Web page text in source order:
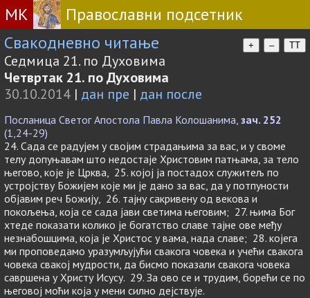
МК
Православни подсетник
Свакодневно читање
+ – TT
Седмица 21. по Духовима
Четвртак 21. по Духовима
30.10.2014 | дан пре | дан после
Посланица Светог Апостола Павла Колошанима, зач. 252
(1,24-29)
24. Сада се радујем у својим страдањима за вас, и у своме
телу допуњавам што недостаје Христовим патњама, за тело
његово, које је Црква, 25. којој ја постадох служитељ по
устројству Божијем које ми је дано за вас, да у потпуности
објавим реч Божију, 26. тајну сакривену од векова и
покољења, која се сада јави светима његовим; 27. њима Бог
хтеде показати колико је богатство славе тајне ове међу
незнабошцима, која је Христос у вама, нада славе; 28. којега
ми проповедамо уразумљујући свакога човека и учећи свакога
човека свакој мудрости, да бисмо показали свакога човека
савршена у Христу Исусу. 29. За ово се и трудим, борећи се по
његовој моћи која у мени силно дејствује.